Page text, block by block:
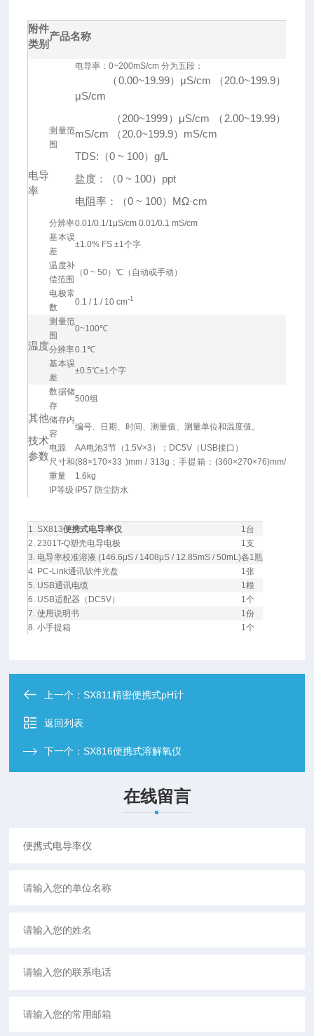
附件
类别
产品名称
电导
率
测量范
围
电导率：0~200mS/cm 分为五段：
（0.00~19.99）μS/cm （20.0~199.9）
μS/cm
（200~1999）μS/cm （2.00~19.99）
mS/cm （20.0~199.9）mS/cm
TDS:（0 ~ 100）g/L
盐度：（0 ~ 100）ppt
电阻率：（0 ~ 100）MΩ·cm
分辨率0.01/0.1/1μS/cm 0.01/0.1 mS/cm
基本误
差
±1.0% FS ±1个字
温度补
偿范围
（0 ~ 50）℃（自动或手动）
电极常
数
0.1 / 1 / 10 cm-1
温度
测量范
围
0~100℃
分辨率0.1℃
基本误
差
±0.5℃±1个字
其他
技术
参数
数据储
存
500组
储存内
容
编号、日期、时间、测量值、测量单位和温度值。
电源
AA电池3节（1.5V×3）；DC5V（USB接口）
尺寸和
重量
(88×170×33 )mm / 313g；手提箱：(360×270×76)mm/
1.6kg
IP等级 IP57 防尘防水
1. SX813便携式电导率仪
1台
2. 2301T-Q塑壳电导电极
1支
3. 电导率校准溶液 (146.6μS / 1408μS / 12.85mS / 50mL)各1瓶
4. PC-Link通讯软件光盘
1张
5. USB通讯电缆
1根
6. USB适配器（DC5V）
1个
7. 使用说明书
1份
8. 小手提箱
1个
上一个：SX811精密便携式pH计
返回列表
下一个：SX816便携式溶解氧仪
在线留言